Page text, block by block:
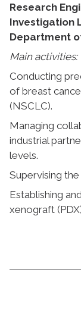
Research
Investigation
Department
Main activities:
Conducting
of breast
(NSCLC).
Managing
industrial
levels.
Supervising
Establishing
xenograft